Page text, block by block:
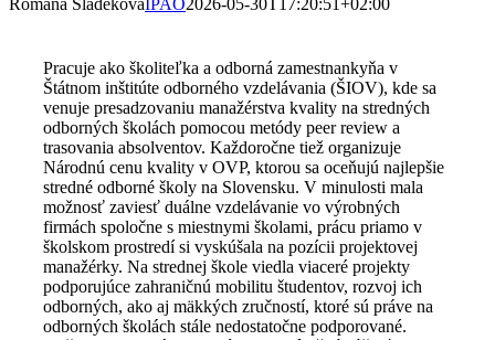
Pracuje ako školiteľka a odborná zamestnankyňa v
Štátnom inštitúte odborného vzdelávania (ŠIOV), kde sa
venuje presadzovaniu manažérstva kvality na stredných
odborných školách pomocou metódy peer review a
trasovania absolventov. Každoročne tiež organizuje
Národnú cenu kvality v OVP, ktorou sa oceňujú najlepšie
stredné odborné školy na Slovensku. V minulosti mala
možnosť zaviesť duálne vzdelávanie vo výrobných
firmách spoločne s miestnymi školami, prácu priamo v
školskom prostredí si vyskúšala na pozícii projektovej
manažérky. Na strednej škole viedla viaceré projekty
podporujúce zahraničnú mobilitu študentov, rozvoj ich
odborných, ako aj mäkkých zručností, ktoré sú práve na
odborných školách stále nedostatočne podporované.